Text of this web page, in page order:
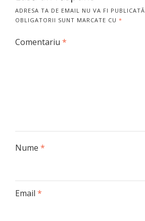
ADRESA TA DE EMAIL NU VA FI PUBLICATĂ.
OBLIGATORII SUNT MARCATE CU *
Comentariu *
Nume *
Email *